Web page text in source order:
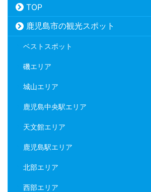
TOP
鹿児島市の観光スポット
ベストスポット
磯エリア
城山エリア
鹿児島中央駅エリア
天文館エリア
鹿児島駅エリア
北部エリア
西部エリア